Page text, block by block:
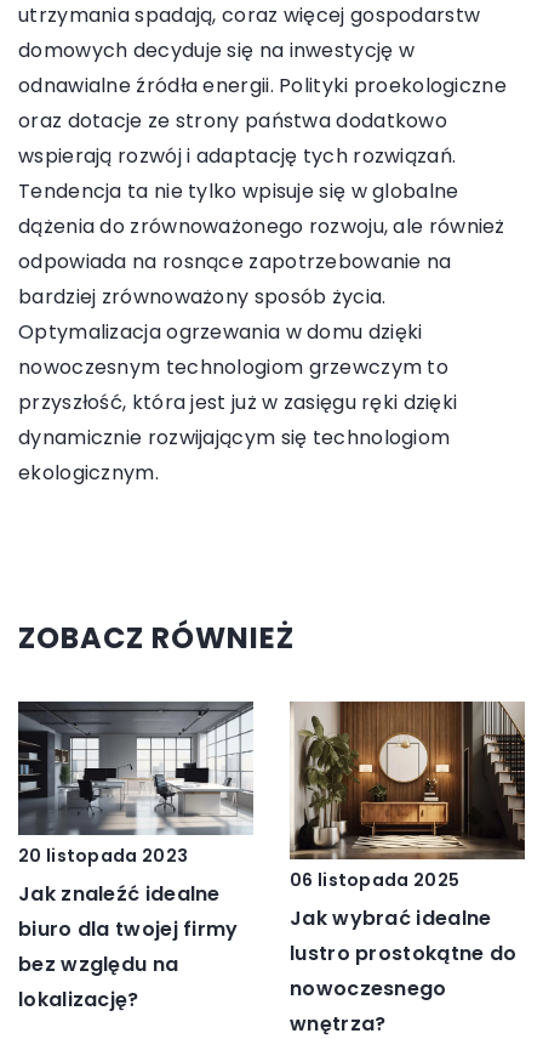
utrzymania spadają, coraz więcej gospodarstw
domowych decyduje się na inwestycję w
odnawialne źródła energii. Polityki proekologiczne
oraz dotacje ze strony państwa dodatkowo
wspierają rozwój i adaptację tych rozwiązań.
Tendencja ta nie tylko wpisuje się w globalne
dążenia do zrównoważonego rozwoju, ale również
odpowiada na rosnące zapotrzebowanie na
bardziej zrównoważony sposób życia.
Optymalizacja ogrzewania w domu dzięki
nowoczesnym technologiom grzewczym to
przyszłość, która jest już w zasięgu ręki dzięki
dynamicznie rozwijającym się technologiom
ekologicznym.
ZOBACZ RÓWNIEŻ
20 listopada 2023
Jak znaleźć idealne
biuro dla twojej firmy
bez względu na
lokalizację?
06 listopada 2025
Jak wybrać idealne
lustro prostokątne do
nowoczesnego
wnętrza?